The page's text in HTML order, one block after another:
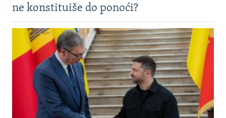
ne konstituiše do ponoći?